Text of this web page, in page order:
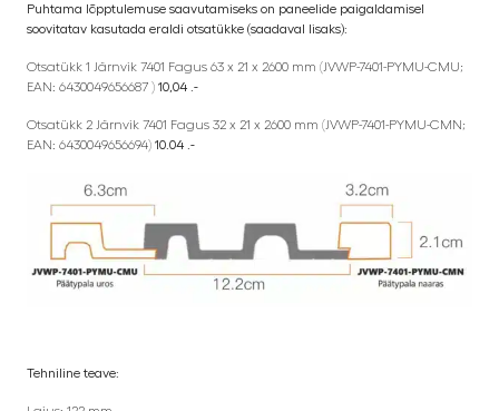
Puhtama lõpptulemuse saavutamiseks on paneelide paigaldamisel
soovitatav kasutada eraldi otsatükke (saadaval lisaks):
Otsatükk 1 Järnvik 7401 Fagus 63 x 21 x 2600 mm (JVWP-7401-PYMU-CMU;
EAN: 6430049656687 ) 10,04 .-
Otsatükk 2 Järnvik 7401 Fagus 32 x 21 x 2600 mm (JVWP-7401-PYMU-CMN;
EAN: 6430049656694) 10.04 .-
Tehniline teave: